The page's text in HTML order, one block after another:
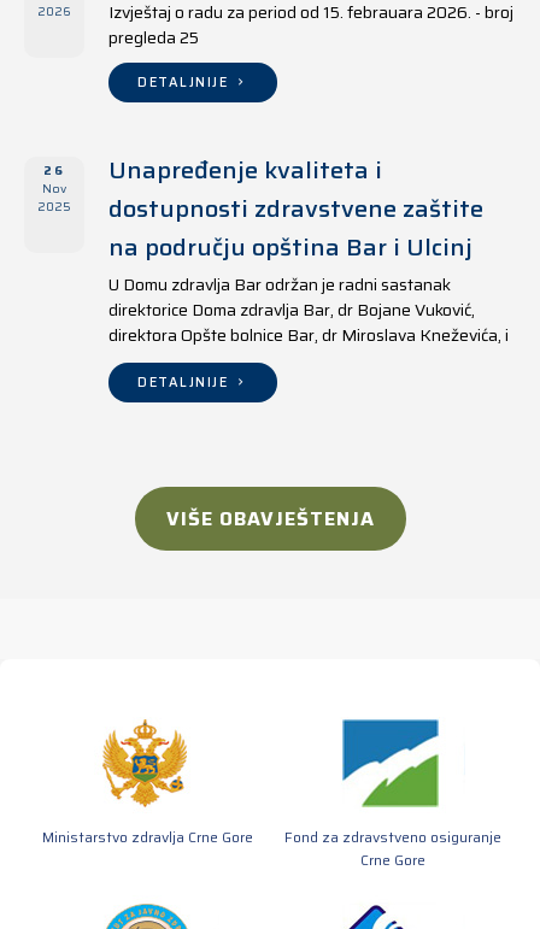
2026
Izvještaj o radu za period od 15. febrauara 2026. - broj
pregleda 25
DETALJNIJE
26
Nov
2025
Unapređenje kvaliteta i
dostupnosti zdravstvene zaštite
na području opština Bar i Ulcinj
U Domu zdravlja Bar održan je radni sastanak
direktorice Doma zdravlja Bar, dr Bojane Vuković,
direktora Opšte bolnice Bar, dr Miroslava Kneževića, i
direktora Doma zdravlja Ulcinj, Kreshnika Mustafe.
DETALJNIJE
VIŠE OBAVJEŠTENJA
Ministarstvo zdravlja Crne Gore
Fond za zdravstveno osiguranje
Crne Gore